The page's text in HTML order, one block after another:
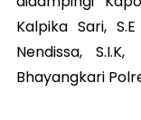
Kalpika Sari,
Nendissa,
Bhayangkari